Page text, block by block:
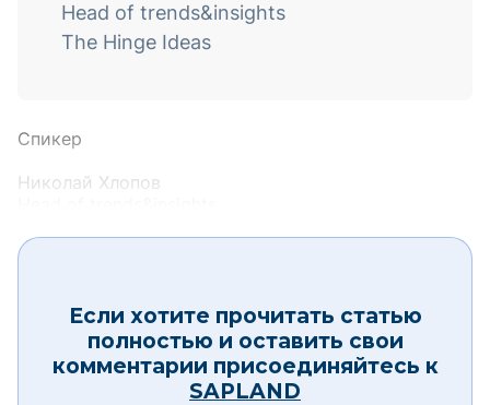
Head of trends&insights
The Hinge Ideas
Спикер
Николай Хлопов
Если хотите прочитать статью
полностью и оставить свои
комментарии присоединяйтесь к
SAPLAND